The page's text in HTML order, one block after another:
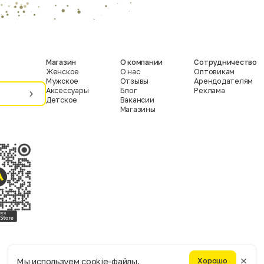
Мы используем cookie-файлы. Хорошо
Магазин
Женское
Мужское
Аксессуары
Детское
О компании
О нас
Отзывы
Блог
Вакансии
Магазины
Сотрудничество
Оптовикам
Арендодателям
Реклама